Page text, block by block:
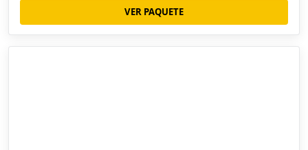
VER PAQUETE